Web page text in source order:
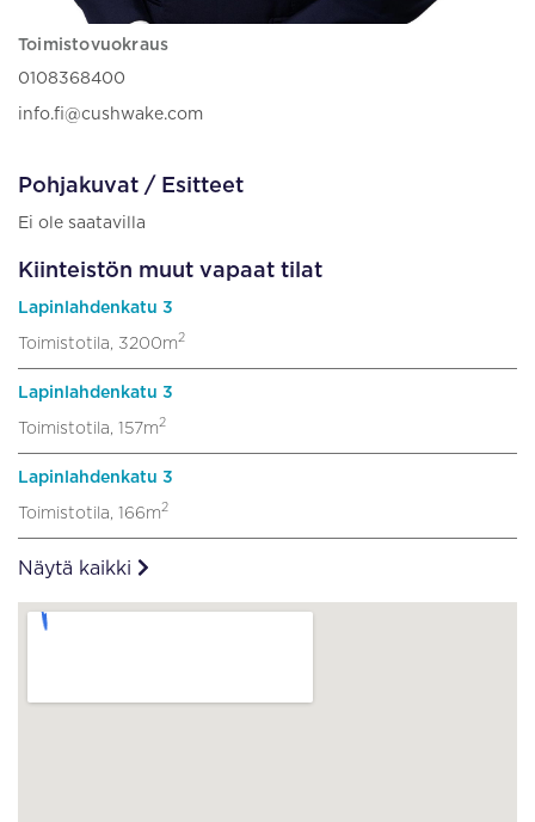
Toimistovuokraus
0108368400
info.fi@cushwake.com
Pohjakuvat / Esitteet
Ei ole saatavilla
Kiinteistön muut vapaat tilat
Lapinlahdenkatu 3
Toimistotila, 3200m2
Lapinlahdenkatu 3
Toimistotila, 157m2
Lapinlahdenkatu 3
Toimistotila, 166m2
Näytä kaikki